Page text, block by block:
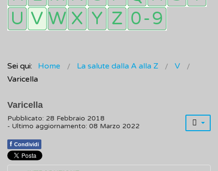
Sei qui: Home La salute dalla A alla Z
V
Varicella
Varicella
Pubblicato: 28 Febbraio 2018
- Ultimo aggiornamento: 08 Marzo 2022
f Condividi